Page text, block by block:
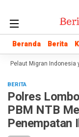
Beranda Berita
Beranda Berita
Pelaut Migran Indonesia
BERITA
Polres
PBM NTB
Penempatan